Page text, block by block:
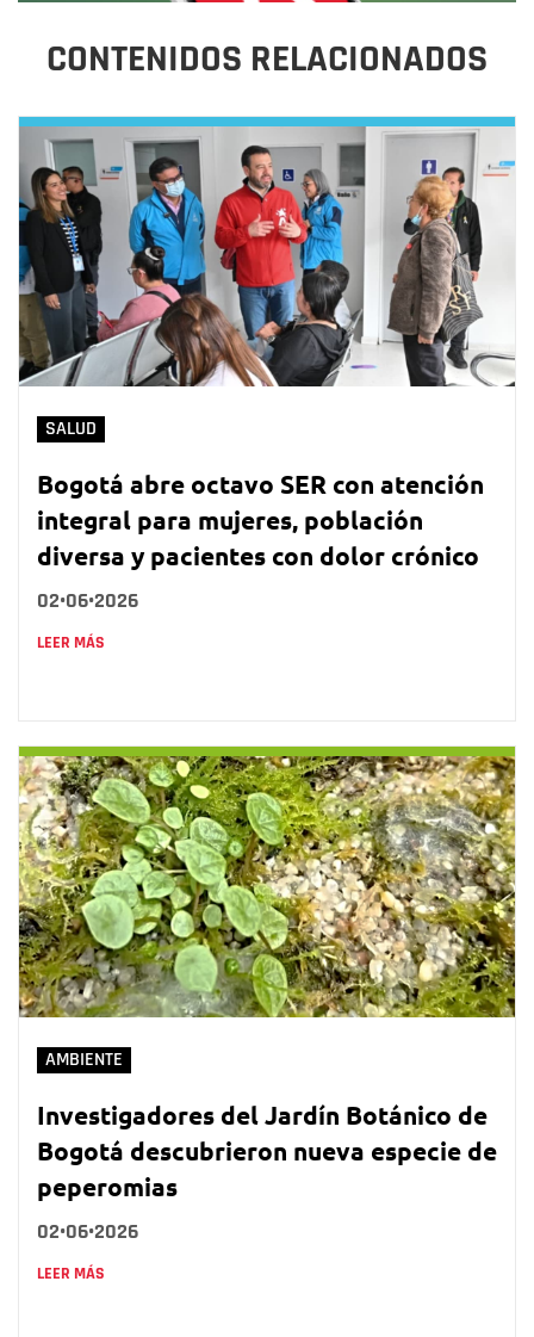
CONTENIDOS RELACIONADOS
SALUD
Bogotá abre octavo SER con atención
integral para mujeres, población
diversa y pacientes con dolor crónico
02•06•2026
LEER MÁS
AMBIENTE
Investigadores del Jardín Botánico de
Bogotá descubrieron nueva especie de
peperomias
02•06•2026
LEER MÁS